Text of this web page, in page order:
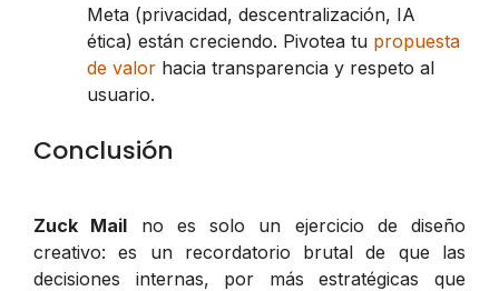
Meta (privacidad, descentralización, IA
ética) están creciendo. Pivotea tu propuesta
de valor hacia transparencia y respeto al
usuario.
Conclusión
Zuck Mail no es solo un ejercicio de diseño
creativo: es un recordatorio brutal de que las
decisiones internas, por más estratégicas que